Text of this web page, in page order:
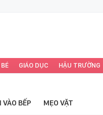
GIÁO DỤC HẬU TRƯỜNG
VÀO BẾP MẸO VẶT